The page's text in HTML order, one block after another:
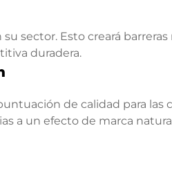
sector. Esto creará barreras
duradera.
de calidad para las
a un efecto de marca